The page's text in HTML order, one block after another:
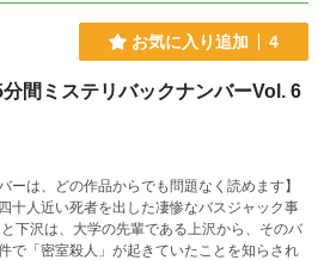
お気に入り追加 4
間ミステリバックナンバーVol. 6
ーは、どの作品からでも問題なく読めます】
十人近い死者を出した凄惨なバスジャック事
下沢は、大学の先輩である上沢から、そのバ
で「密室殺人」が起きていたことを知らされ